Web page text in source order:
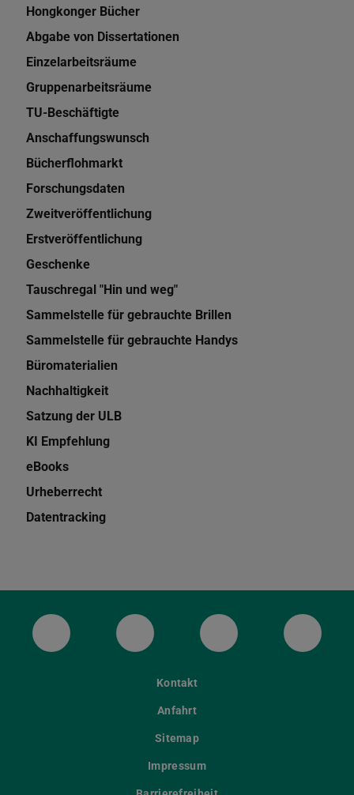
Hongkonger Bücher
Abgabe von Dissertationen
Einzelarbeitsräume
Gruppenarbeitsräume
TU-Beschäftigte
Anschaffungswunsch
Bücherflohmarkt
Forschungsdaten
Zweitveröffentlichung
Erstveröffentlichung
Geschenke
Tauschregal "Hin und weg"
Sammelstelle für gebrauchte Brillen
Sammelstelle für gebrauchte Handys
Büromaterialien
Nachhaltigkeit
Satzung der ULB
KI Empfehlung
eBooks
Urheberrecht
Datentracking
ULB Bluesky ULB FacebookULB InstagramULB
Kontakt
Anfahrt
Sitemap
Impressum